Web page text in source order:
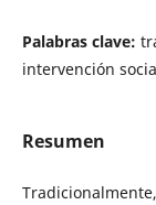
Palabras clave:
intervención
Resumen